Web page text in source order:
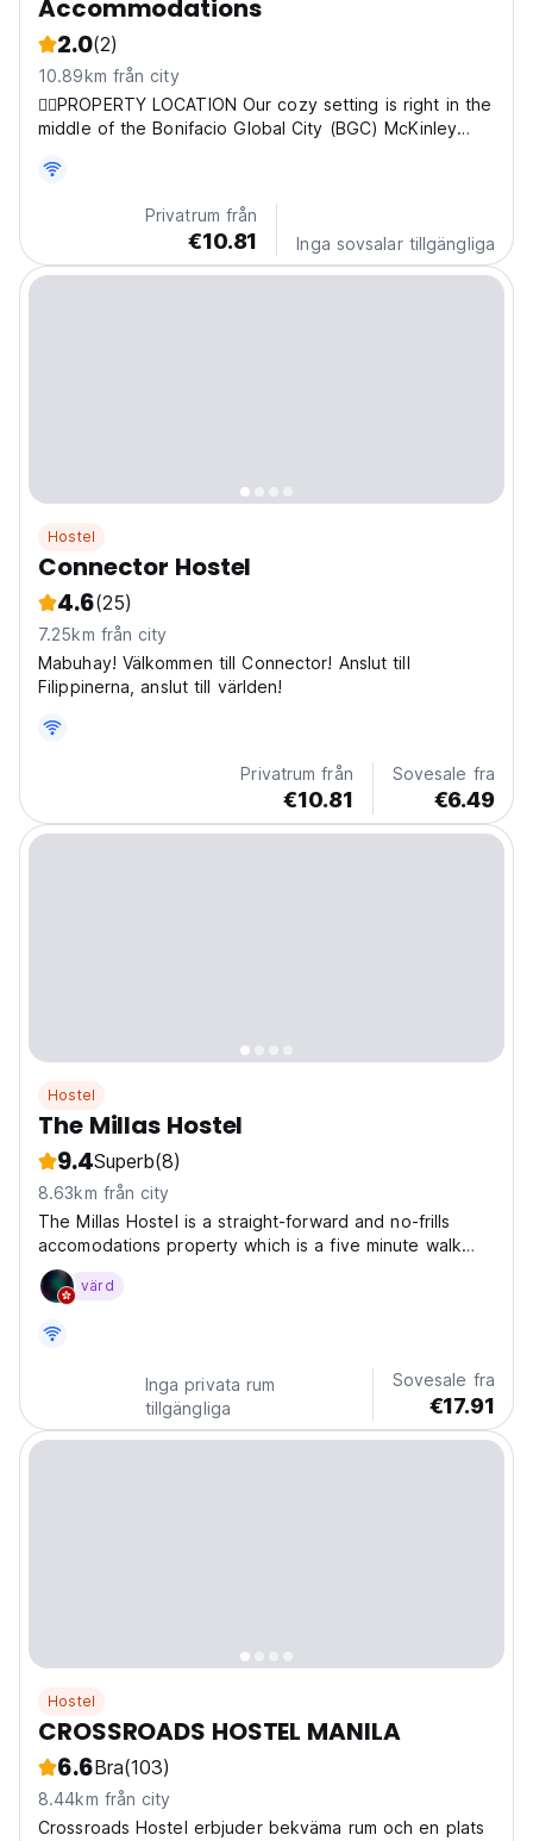
Accommodations
2.0(2)
10.89km från city
💁‍♂️PROPERTY LOCATION Our cozy setting is right in the
middle of the Bonifacio Global City (BGC) McKinley
is a convenient commercial mall that houses: 🍜Best
Restaurants and Coffee Shops 🛒24hrs Convenience...
Privatrum från
€10.81 Inga sovsalar tillgängliga
Hostel
Connector Hostel
4.6(25)
7.25km från city
Mabuhay! Välkommen till Connector! Anslut till
Filippinerna, anslut till världen!
Privatrum från
€10.81
Sovesale fra
€6.49
Hostel
The Millas Hostel
9.4Superb(8)
8.63km från city
The Millas Hostel is a straight-forward and no-frills
accomodations property which is a five minute walk
away from Araneta City, a major entertainment and
transport hub in Metro Manila. Equipped with modern
värd
Inga privata rum
tillgängliga
Sovesale fra
€17.91
Hostel
CROSSROADS HOSTEL MANILA
6.6Bra(103)
8.44km från city
Crossroads Hostel erbjuder bekväma rum och en plats